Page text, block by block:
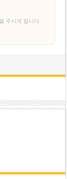
주시게 됩니다.